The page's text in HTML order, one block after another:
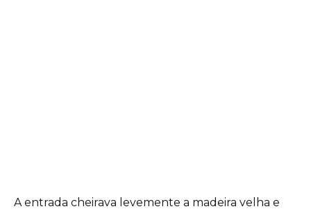
A entrada cheirava levemente a madeira velha e